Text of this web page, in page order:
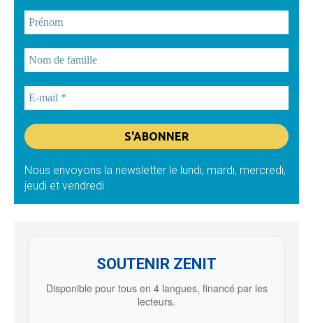
Nous envoyons la newsletter le lundi, mardi, mercredi,
jeudi et vendredi
SOUTENIR ZENIT
Disponible pour tous en 4 langues, financé par les
lecteurs.